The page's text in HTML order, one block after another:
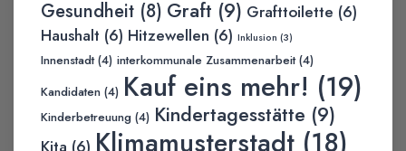
Gesundheit (8) Graft (9) Grafttoilette (6)
Haushalt (6) Hitzewellen (6) Inklusion (3)
Innenstadt(4) interkommunale Zusammenarbeit(4)
Kandidaten (4) Kauf eins mehr! (19)
Kinderbetreuung (4) Kindertagesstätte (9)
Kita (6) Klimamusterstadt (18)